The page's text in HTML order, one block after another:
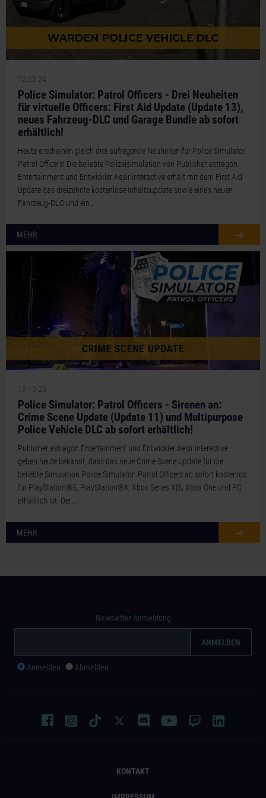
12.03.24
Police Simulator: Patrol Officers - Drei Neuheiten
für virtuelle Officers: First Aid Update (Update 13),
neues Fahrzeug-DLC und Garage Bundle ab sofort
erhältlich!
Heute erscheinen gleich drei aufregende Neuheiten für Police Simulator:
Patrol Officers! Die beliebte Polizeisimulation von Publisher astragon
Entertainment und Entwickler Aesir Interactive erhält mit dem First Aid
Update das dreizehnte kostenlose Inhaltsupdate sowie einen neuen
Fahrzeug-DLC und ein…
MEHR
19.10.23
Police Simulator: Patrol Officers - Sirenen an:
Crime Scene Update (Update 11) und Multipurpose
Police Vehicle DLC ab sofort erhältlich!
Publisher astragon Entertainment und Entwickler Aesir Interactive
geben heute bekannt, dass das neue Crime Scene Update für die
beliebte Simulation Police Simulator: Patrol Officers ab sofort kostenlos
für PlayStation®5, PlayStation®4, Xbox Series X|S, Xbox One und PC
erhältlich ist. Der…
MEHR
KONTAKT
Newsletter Anmeldung
Anmelden Abmelden